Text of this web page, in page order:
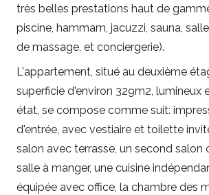
très belles prestations haut de
piscine, hammam, jacuzzi, sauna,
de massage, et conciergerie).
L'appartement, situé au deuxième
superficie d'environ 329m2, lumineux
état, se compose comme suit:
d'entrée, avec vestiaire et toilette
salon avec terrasse, un second salon
salle à manger, une cuisine
équipée avec office, la chambre des